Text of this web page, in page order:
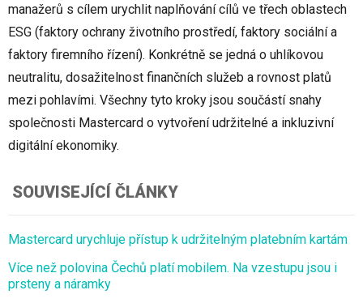
manažerů s cílem urychlit naplňování cílů ve třech oblastech
ESG (faktory ochrany životního prostředí, faktory sociální a
faktory firemního řízení). Konkrétně se jedná o uhlíkovou
neutralitu, dosažitelnost finančních služeb a rovnost platů
mezi pohlavími. Všechny tyto kroky jsou součástí snahy
společnosti Mastercard o vytvoření udržitelné a inkluzivní
digitální ekonomiky.
SOUVISEJÍCÍ ČLÁNKY
Mastercard urychluje přístup k udržitelným platebním kartám
Více než polovina Čechů platí mobilem. Na vzestupu jsou i
prsteny a náramky